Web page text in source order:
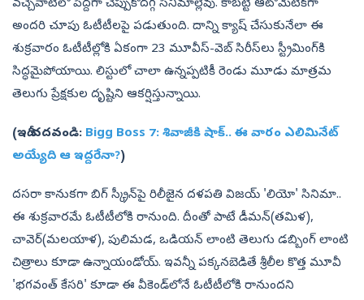
వచ్చేవాటిలో పెద్దగా చెప్పుకోదగ్గ సినిమాల్లేవు. కాబట్టి ఆటోమేటిక్‌గా
అందరి చూపు ఓటీటీలపై పడుతుంది. దాన్ని క్యాష్ చేసుకునేలా ఈ
శుక్రవారం ఓటీటీల్లోకి ఏకంగా 23 మూవీస్-వెబ్ సిరీస్‌లు స్ట్రీమింగ్‌కి
సిద్ధమైపోయాయి. లిస్టులో చాలా ఉన్నప్పటికీ రెండు మూడు మాత్రమ
తెలుగు ప్రేక్షకుల దృష్టిని ఆకర్షిస్తున్నాయి.
(ఇదీ చదవండి: Bigg Boss 7: శివాజీకి షాక్.. ఈ వారం ఎలిమినేట్
అయ్యేది ఆ ఇద్దరేనా?)
దసరా కానుకగా బిగ్ స్క్రీన్‌పై రిలీజైన దళపతి విజయ్ 'లియో' సినిమా..
ఈ శుక్రవారమే ఓటీటీలోకి రానుంది. దీంతో పాటే డీమన్(తమిళ),
చావెర్(మలయాళ), పులిమడ, ఒడియన్ లాంటి తెలుగు డబ్బింగ్ లాంటి
చిత్రాలు కూడా ఉన్నాయండోయ్. ఇవన్నీ పక్కనబెడితే శ్రీలీల కొత్త మూవీ
'భగవంత్ కేసరి' కూడా ఈ వీకెండ్‌లోనే ఓటీటీలోకి రానుందని